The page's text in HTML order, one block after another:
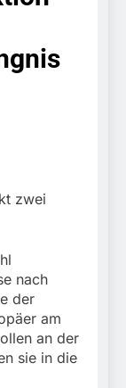
im
–
auf:
zu
einer
zu den
der
zwei
nach
der
am
an der
sie in die